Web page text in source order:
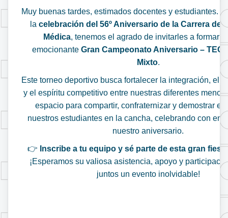
Muy buenas tardes, estimados docentes y estudiantes.
la celebración del 56º Aniversario de la Carrera de
Médica, tenemos el agrado de invitarles a formar
emocionante Gran Campeonato Aniversario – TEC-
Mixto.
Este torneo deportivo busca fortalecer la integración, el
y el espíritu competitivo entre nuestras diferentes
espacio para compartir, confraternizar y demostrar el
nuestros estudiantes en la cancha, celebrando con
nuestro aniversario.
👉 Inscribe a tu equipo y sé parte de esta gran
¡Esperamos su valiosa asistencia, apoyo y
juntos un evento inolvidable!